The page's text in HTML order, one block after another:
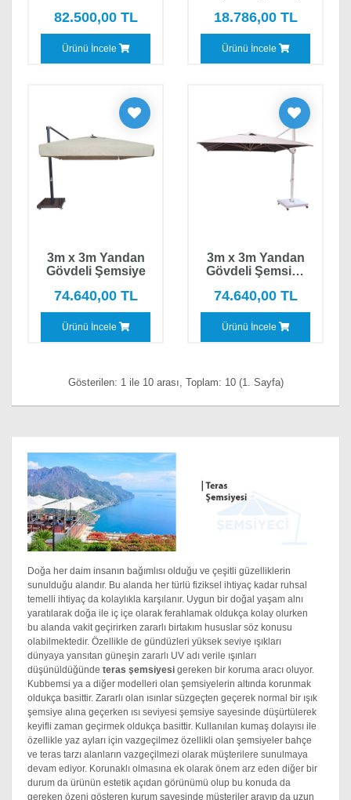
82.500,00 TL
Ürünü İncele
18.786,00 TL
Ürünü İncele
3m x 3m Yandan
Gövdeli Şemsiye
74.640,00 TL
Ürünü İncele
3m x 3m Yandan
Gövdeli Şemsiye
74.640,00 TL
Ürünü İncele
Gösterilen: 1 ile 10 arası, Toplam: 10 (1. Sayfa)
Doğa her daim insanın bağımlısı olduğu ve çeşitli güzelliklerin
sunulduğu alandır. Bu alanda her türlü fiziksel ihtiyaç kadar ruhsal
temelli ihtiyaç da kolaylıkla karşılanır. Uygun bir doğal yaşam alnı
yaratılarak doğa ile iç içe olarak ferahlamak oldukça kolay olurken
bu alanda vakit geçirirken zararlı birtakım hususlar söz konusu
olabilmektedir. Özellikle de gündüzleri yüksek seviye ışıkları
dünyaya yansıtan güneşin zararlı UV adı verile ışınları
düşünüldüğünde teras şemsiyesi gereken bir koruma aracı oluyor.
Kubbemsi ya a diğer modelleri olan şemsiyelerin altında korunmak
oldukça basittir. Zararlı olan ısınlar süzgeçten geçerek normal bir ışık
şemsiye alına geçerken ısı seviyesi şemsiye sayesinde düşürtülerek
keyifli zaman geçirmek oldukça basittir. Kullanılan kumaş dolayısı ile
özellikle yaz ayları için vazgeçilmez özellikli olan şemsiyeler bahçe
ve teras tarzı alanların vazgeçilmezi olarak müşterilere sunulmaya
devam ediyor. Korunaklı olmasına ek olarak önem arz eden diğer bir
durum da ürünün estetik açıdan görünümü olup bu konuda da
gereken özeni gösteren kurum sayesinde müşteriler arayıp da uzun